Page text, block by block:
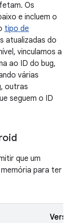
Os
e incluem o
tipo de
atualizadas do
vinculamos a
ao ID do bug,
várias
outras
seguem o ID
que um
para ter